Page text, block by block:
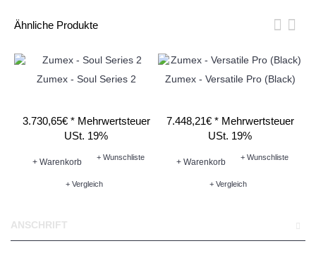
Ähnliche Produkte
Zumex - Soul Series 2
3.730,65€ * Mehrwertsteuer
USt. 19%
+ Warenkorb + Wunschliste
+ Vergleich
Zumex - Versatile Pro (Black)
7.448,21€ * Mehrwertsteuer
USt. 19%
+ Warenkorb + Wunschliste
+ Vergleich
ANSCHRIFT